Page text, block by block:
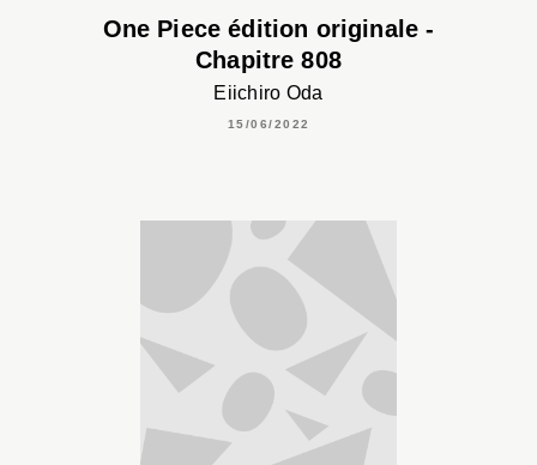
One Piece édition originale -
Chapitre 808
Eiichiro Oda
15/06/2022